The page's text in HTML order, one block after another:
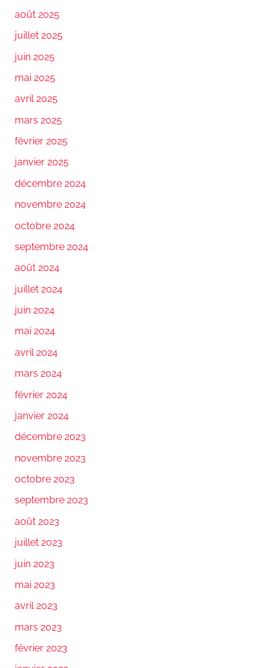
août 2025
juillet 2025
juin 2025
mai 2025
avril 2025
mars 2025
février 2025
janvier 2025
décembre 2024
novembre 2024
octobre 2024
septembre 2024
août 2024
juillet 2024
juin 2024
mai 2024
avril 2024
mars 2024
février 2024
janvier 2024
décembre 2023
novembre 2023
octobre 2023
septembre 2023
août 2023
juillet 2023
juin 2023
mai 2023
avril 2023
mars 2023
février 2023